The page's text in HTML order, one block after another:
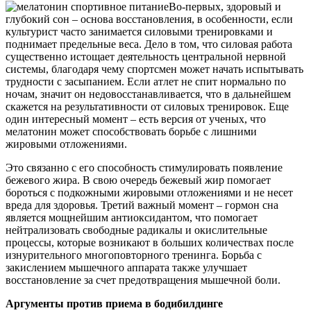
Во-первых, здоровый и
глубокий сон – основа восстановления, в особенности, если
культурист часто занимается силовыми тренировками и
поднимает предельные веса. Дело в том, что силовая работа
существенно истощает деятельность центральной нервной
системы, благодаря чему спортсмен может начать испытывать
трудности с засыпанием. Если атлет не спит нормально по
ночам, значит он недовосстанавливается, что в дальнейшем
скажется на результативности от силовых тренировок. Еще
один интересный момент – есть версия от ученых, что
мелатонин может способствовать борьбе с лишними
жировыми отложениями.
Это связанно с его способность стимулировать появление
бежевого жира. В свою очередь бежевый жир помогает
бороться с подкожными жировыми отложениями и не несет
вреда для здоровья. Третий важный момент – гормон сна
является мощнейшим антиоксидантом, что помогает
нейтрализовать свободные радикалы и окислительные
процессы, которые возникают в больших количествах после
изнурительного многоповторного тренинга. Борьба с
закислением мышечного аппарата также улучшает
восстановление за счет предотвращения мышечной боли.
Аргументы против приема в бодибилдинге